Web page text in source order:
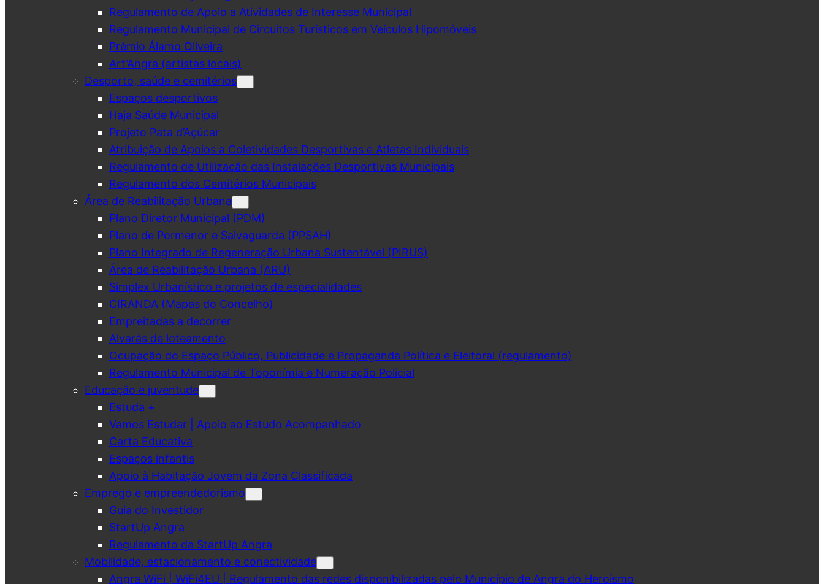
Regulamento de Apoio a Atividades de Interesse Municipal
Regulamento Municipal de Circuitos Turísticos em Veículos Hipomóveis
Prémio Álamo Oliveira
Art’Angra (artistas locais)
Desporto, saúde e cemitérios
Espaços desportivos
Haja Saúde Municipal
Projeto Pata d’Açúcar
Atribuição de Apoios a Coletividades Desportivas e Atletas Individuais
Regulamento de Utilização das Instalações Desportivas Municipais
Regulamento dos Cemitérios Municipais
Área de Reabilitação Urbana
Plano Diretor Municipal (PDM)
Plano de Pormenor e Salvaguarda (PPSAH)
Plano Integrado de Regeneração Urbana Sustentável (PIRUS)
Área de Reabilitação Urbana (ARU)
Simplex Urbanístico e projetos de especialidades
CIRANDA (Mapas do Concelho)
Empreitadas a decorrer
Alvarás de loteamento
Ocupação do Espaço Público, Publicidade e Propaganda Política e Eleitoral (regulamento)
Regulamento Municipal de Toponímia e Numeração Policial
Educação e juventude
Estuda +
Vamos Estudar | Apoio ao Estudo Acompanhado
Carta Educativa
Espaços infantis
Apoio à Habitação Jovem da Zona Classificada
Emprego e empreendedorismo
Guia do Investidor
StartUp Angra
Regulamento da StartUp Angra
Mobilidade, estacionamento e conectividade
Angra WiFi | WiFi4EU | Regulamento das redes disponibilizadas pelo Município de Angra do Heroísmo